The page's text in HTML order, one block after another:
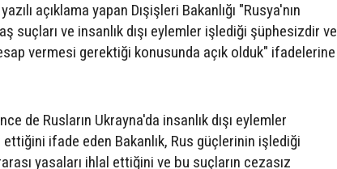
açıklama yapan Dışişleri Bakanlığı "Rusya'nın
suçları ve insanlık dışı eylemler işlediği şüphesizdir ve
vermesi gerektiği konusunda açık olduk" ifadelerine
de Rusların Ukrayna'da insanlık dışı eylemler
ifade eden Bakanlık, Rus güçlerinin işlediği
yasaları ihlal ettiğini ve bu suçların cezasız